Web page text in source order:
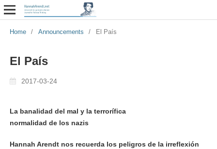
Home / Announcements / El País
El País
2017-03-24
La banalidad del mal y la terrorífica
normalidad de los nazis
Hannah Arendt nos recuerda los peligros de la irreflexión